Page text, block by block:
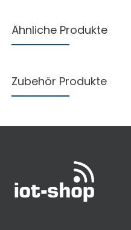
Ähnliche Produkte
Zubehör Produkte